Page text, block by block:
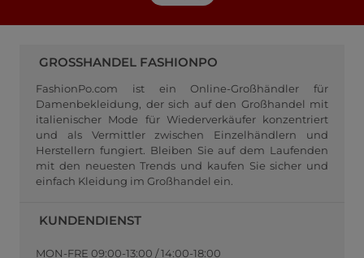
GROSSHANDEL FASHIONPO
FashionPo.com ist ein Online-Großhändler für
Damenbekleidung, der sich auf den Großhandel mit
italienischer Mode für Wiederverkäufer konzentriert
und als Vermittler zwischen Einzelhändlern und
Herstellern fungiert. Bleiben Sie auf dem Laufenden
mit den neuesten Trends und kaufen Sie sicher und
einfach Kleidung im Großhandel ein.
KUNDENDIENST
MON-FRE 09:00-13:00 / 14:00-18:00